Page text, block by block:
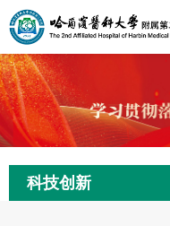
科技创新